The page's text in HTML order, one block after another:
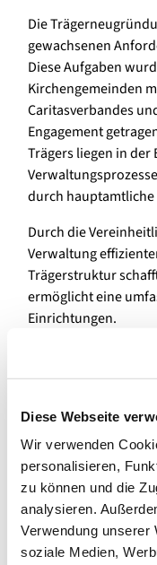
Diese Webseite
Wir verwenden
personalisieren,
zu können und die
analysieren.
Verwendung unserer
soziale Medien,
Die
gewachsenen
Diese Aufgaben
Kirchengemeinden
Caritasverbandes
Engagement
Trägers liegen in der
durch hauptamtliche
Durch die
Verwaltung
Trägerstruktur
ermöglicht eine
Einrichtungen.
Dabei geht es bei
eine verbesserte
Geschäftsstelle –
die den Austausch
Pfarreien, den
aktiv fördert und
der Alltag für Kinder,
gewohnten